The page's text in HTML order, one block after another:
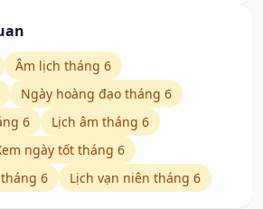
Âm lịch tháng 6
Ngày hoàng đạo tháng 6
6
Lịch âm tháng 6
ngày tốt tháng 6
6
Lịch vạn niên tháng 6